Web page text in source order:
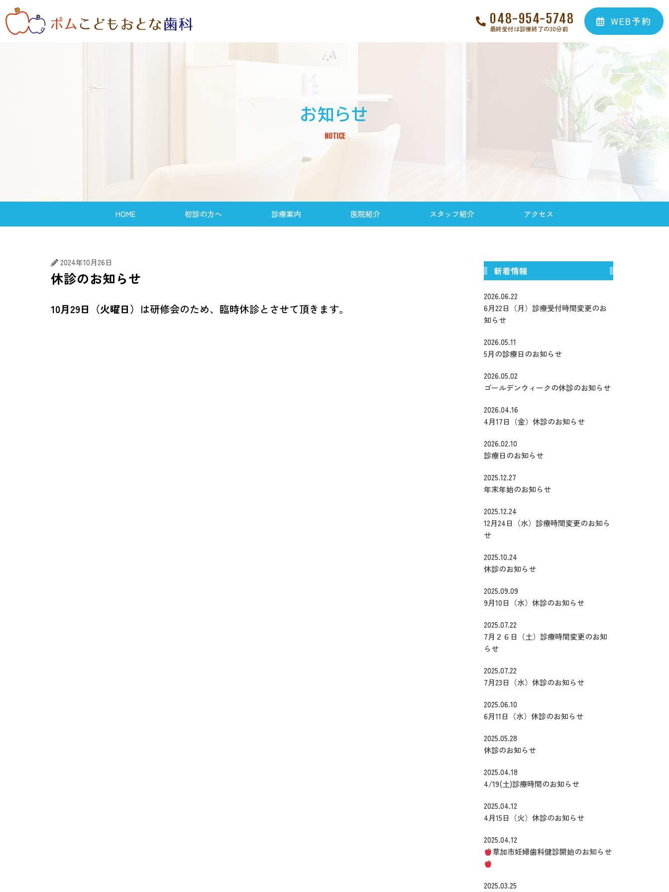
048-954-5748
最終受付は診療終了の30分前
WEB予約
お知らせ
NOTICE
HOME 初診の方へ
診療案内
医院紹介 スタッフ紹介 アクセス
2024年10月26日
休診のお知らせ
10月29日（火曜日） は研修会のため、臨時休診とさせて頂きます。
新着情報
2026.06.22
6月22日（月）診療受付時間変更のお
知らせ
2026.05.11
5月の診療日のお知らせ
2026.05.02
ゴールデンウィークの休診のお知らせ
2026.04.16
4月17日（金）休診のお知らせ
2026.02.10
診療日のお知らせ
2025.12.27
年末年始のお知らせ
2025.12.24
12月24日（水）診療時間変更のお知ら
せ
2025.10.24
休診のお知らせ
2025.09.09
9月10日（水）休診のお知らせ
2025.07.22
7月２６日（土）診療時間変更のお知
らせ
2025.07.22
7月23日（水）休診のお知らせ
2025.06.10
6月11日（水）休診のお知らせ
2025.05.28
休診のお知らせ
2025.04.18
4/19(土)診療時間のお知らせ
2025.04.12
4月15日（火）休診のお知らせ
2025.04.12
草加市妊婦歯科健診開始のお知らせ
2025.03.25